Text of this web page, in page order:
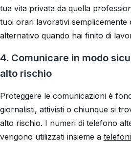
tua vita privata da quella
tuoi orari lavorativi semplicemente
alternativo quando hai finito di
4. Comunicare in modo
alto rischio
Proteggere le comunicazioni è
giornalisti, attivisti o chiunque si
alto rischio. I numeri di telefono
vengono utilizzati insieme a